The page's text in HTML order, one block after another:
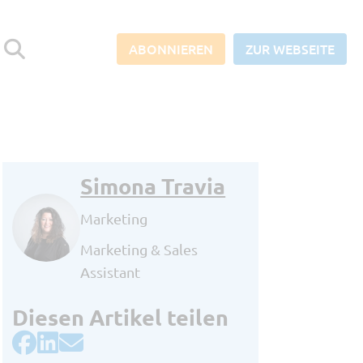
Abonnieren Sie den SORBA-
ABONNIEREN ZUR WEBSEITE
Simona Travia
Marketing
Marketing & Sales
Assistant
Diesen Artikel teilen